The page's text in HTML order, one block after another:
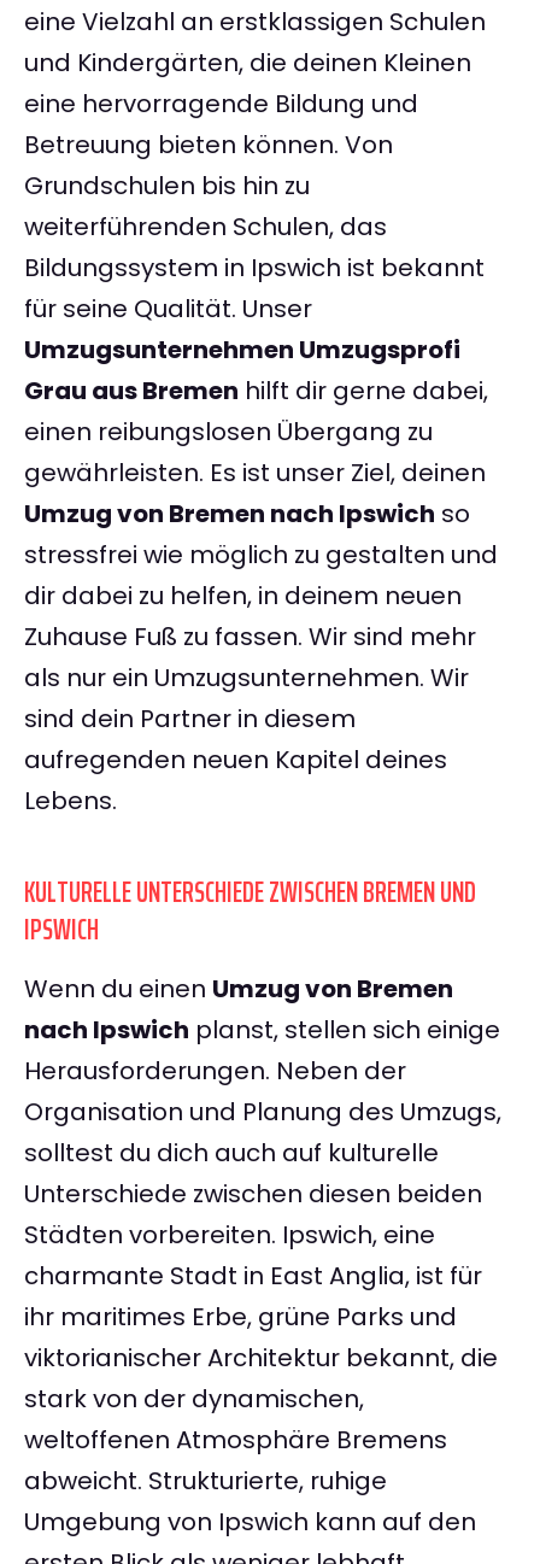
eine Vielzahl an erstklassigen Schulen
und Kindergärten, die deinen Kleinen
eine hervorragende Bildung und
Betreuung bieten können. Von
Grundschulen bis hin zu
weiterführenden Schulen, das
Bildungssystem in Ipswich ist bekannt
für seine Qualität. Unser
Umzugsunternehmen Umzugsprofi
Grau aus Bremen hilft dir gerne dabei,
einen reibungslosen Übergang zu
gewährleisten. Es ist unser Ziel, deinen
Umzug von Bremen nach Ipswich so
stressfrei wie möglich zu gestalten und
dir dabei zu helfen, in deinem neuen
Zuhause Fuß zu fassen. Wir sind mehr
als nur ein Umzugsunternehmen. Wir
sind dein Partner in diesem
aufregenden neuen Kapitel deines
Lebens.
KULTURELLE UNTERSCHIEDE ZWISCHEN BREMEN UND
IPSWICH
Wenn du einen Umzug von Bremen
nach Ipswich planst, stellen sich einige
Herausforderungen. Neben der
Organisation und Planung des Umzugs,
solltest du dich auch auf kulturelle
Unterschiede zwischen diesen beiden
Städten vorbereiten. Ipswich, eine
charmante Stadt in East Anglia, ist für
ihr maritimes Erbe, grüne Parks und
viktorianischer Architektur bekannt, die
stark von der dynamischen,
weltoffenen Atmosphäre Bremens
abweicht. Strukturierte, ruhige
Umgebung von Ipswich kann auf den